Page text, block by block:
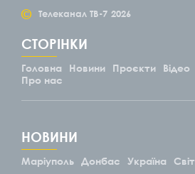
© Телеканал ТВ-7 2026
СТОРІНКИ
Головна Новини Проєкти Відео
Про нас
НОВИНИ
Маріуполь Донбас Україна Світ